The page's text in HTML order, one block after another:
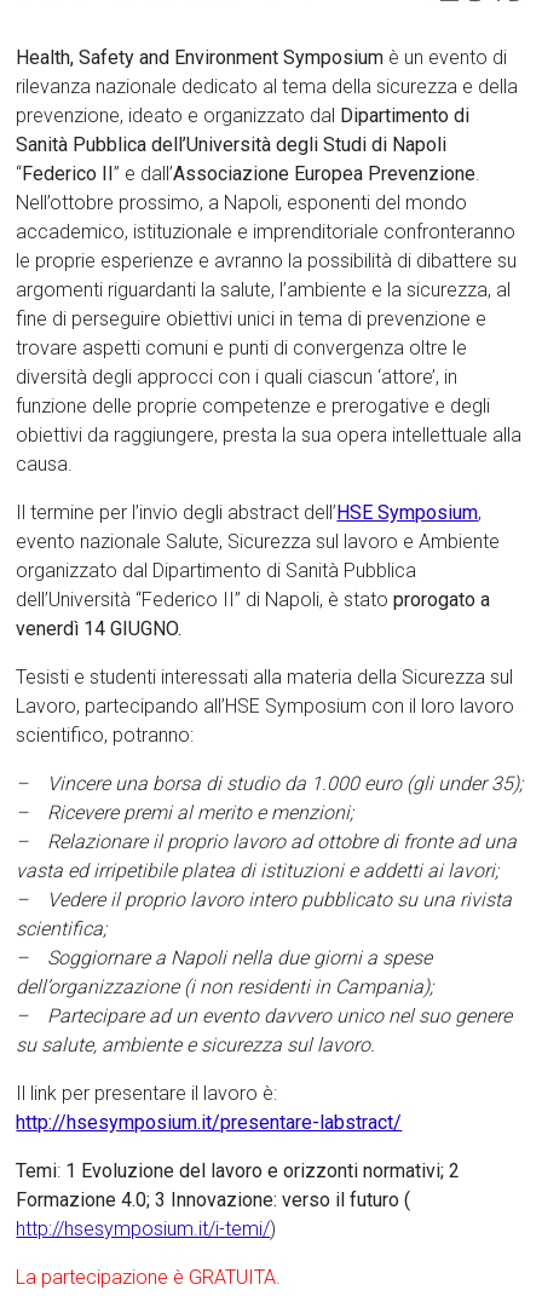
Health, Safety and Environment Symposium è un evento di
rilevanza nazionale dedicato al tema della sicurezza e della
prevenzione, ideato e organizzato dal Dipartimento di
Sanità Pubblica dell’Università degli Studi di Napoli
“Federico II” e dall’Associazione Europea Prevenzione
Nell’ottobre prossimo, a Napoli, esponenti del mondo
accademico, istituzionale e imprenditoriale confronteranno
le proprie esperienze e avranno la possibilità di dibattere su
argomenti riguardanti la salute, l’ambiente e la sicurezza, al
fine di perseguire obiettivi unici in tema di prevenzione e
trovare aspetti comuni e punti di convergenza oltre le
diversità degli approcci con i quali ciascun ‘attore’, in
funzione delle proprie competenze e prerogative e degli
obiettivi da raggiungere, presta la sua opera intellettuale alla
causa.
Il termine per l’invio degli abstract dell’HSE Symposium,
evento nazionale Salute, Sicurezza sul lavoro e Ambiente
organizzato dal Dipartimento di Sanità Pubblica
dell’Università “Federico II” di Napoli, è stato prorogato a
venerdì 14 GIUGNO.
Tesisti e studenti interessati alla materia della Sicurezza sul
Lavoro, partecipando all’HSE Symposium con il loro lavoro
scientifico, potranno:
– Vincere una borsa di studio da 1.000 euro (gli under 35);
– Ricevere premi al merito e menzioni;
– Relazionare il proprio lavoro ad ottobre di fronte ad una
vasta ed irripetibile platea di istituzioni e addetti ai lavori;
– Vedere il proprio lavoro intero pubblicato su una rivista
scientifica;
– Soggiornare a Napoli nella due giorni a spese
dell’organizzazione (i non residenti in Campania);
– Partecipare ad un evento davvero unico nel suo genere
su salute, ambiente e sicurezza sul lavoro.
Il link per presentare il lavoro è:
http://hsesymposium.it/presentare-labstract/
Temi: 1 Evoluzione del lavoro e orizzonti normativi; 2
Formazione 4.0; 3 Innovazione: verso il futuro (
http://hsesymposium.it/i-temi/)
La partecipazione è GRATUITA.